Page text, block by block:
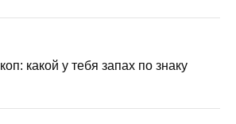
какой у тебя запах по знаку